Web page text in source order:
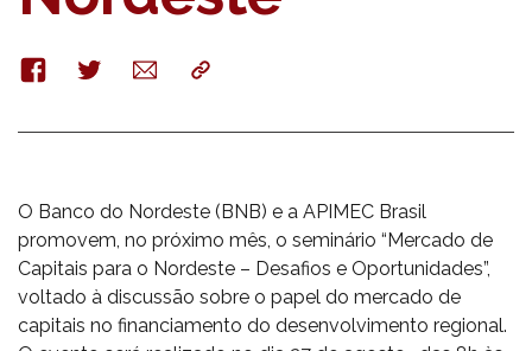
FacebookTwitterE-
mail
Copy
O Banco do Nordeste (BNB) e a APIMEC Brasil
promovem, no próximo mês, o seminário “Mercado de
Capitais para o Nordeste – Desafios e Oportunidades”,
voltado à discussão sobre o papel do mercado de
capitais no financiamento do desenvolvimento regional.